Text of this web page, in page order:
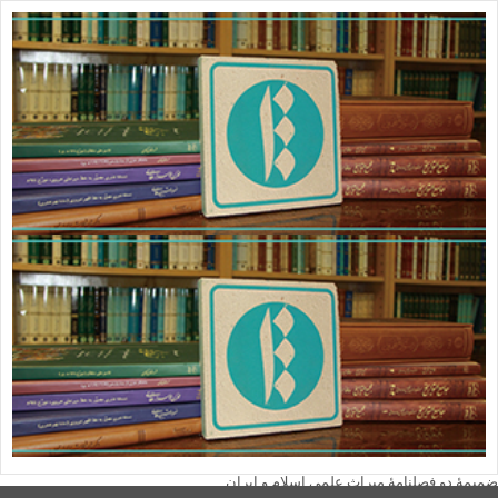
ویدئو
یاد مفاخر
نسخه و سند
نگاره
با میراث
درباره ما
تماس با ما
عضویت در خبرنامه
کتابشناسی
فروشگاه کتاب
■ پخش زنده
♥ حامیان
دانشگاه افغانستان
صفحه نخست
یادداشت روز
اخبار میراث
تازه‌های کتاب
نشریات
فصلنامۀ گزارش میراث
ضمیمۀ فصلنامۀ گزارش میراث
دوفصلنامۀ آینۀ میراث
ضمیمۀ دوفصلنامۀ آینۀ میراث
ضمیمۀ دو فصلنامۀ میراث علمی اسلام و ایران